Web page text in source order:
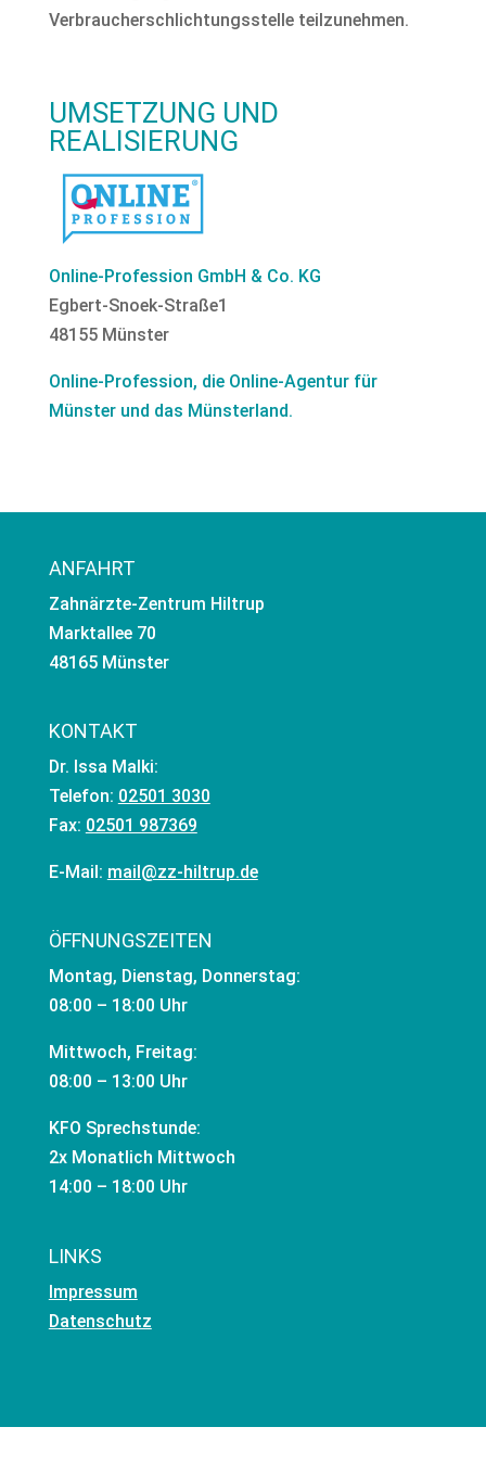
Verbraucherschlichtungsstelle teilzunehmen.
UMSETZUNG UND
REALISIERUNG
Online-Profession GmbH & Co. KG
Egbert-Snoek-Straße1
48155 Münster
Online-Profession, die Online-Agentur für
Münster und das Münsterland.
ANFAHRT
Zahnärzte-Zentrum Hiltrup
Marktallee 70
48165 Münster
KONTAKT
Dr. Issa Malki:
Telefon: 02501 3030
Fax: 02501 987369
E-Mail: mail@zz-hiltrup.de
ÖFFNUNGSZEITEN
Montag, Dienstag, Donnerstag:
08:00 – 18:00 Uhr
Mittwoch, Freitag:
08:00 – 13:00 Uhr
KFO Sprechstunde:
2x Monatlich Mittwoch
14:00 – 18:00 Uhr
LINKS
Impressum
Datenschutz